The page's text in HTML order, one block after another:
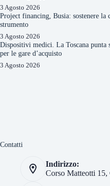
3 Agosto 2026
Project financing, Busia: sostenere la
strumento
3 Agosto 2026
Dispositivi medici. La Toscana punta
per le gare d’acquisto
3 Agosto 2026
Contatti
Indirizzo:
Corso Matteotti 15,